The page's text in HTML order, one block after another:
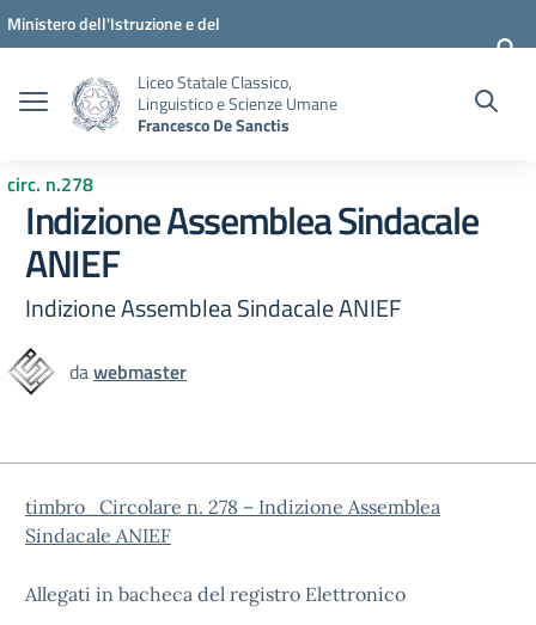
Vai ai contenuti
Vai al menu di navigazione
Vai al footer
Ministero dell'Istruzione e del
Liceo Statale Classico,
Linguistico e Scienze Umane
Francesco De Sanctis
circ. n.278
Indizione Assemblea Sindacale
ANIEF
Indizione Assemblea Sindacale ANIEF
dawebmaster
timbro_Circolare n. 278 – Indizione Assemblea
Sindacale ANIEF
Allegati in bacheca del registro Elettronico